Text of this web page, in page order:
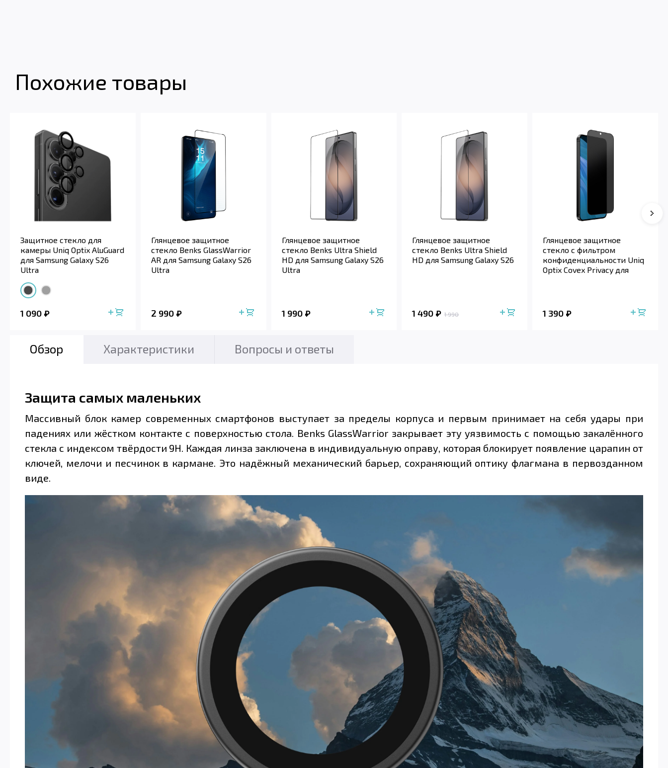
Похожие товары
Защитное стекло для
камеры Uniq Optix AluGuard
для Samsung Galaxy S26
Ultra
1 090
Глянцевое защитное
стекло Benks GlassWarrior
AR для Samsung Galaxy S26
Ultra
2 990
Глянцевое защитное
стекло Benks Ultra Shield
HD для Samsung Galaxy S26
Ultra
1 990
Глянцевое защитное
стекло Benks Ultra Shield
HD для Samsung Galaxy S26
1 490 1 990
Глянцевое защитное
стекло с фильтром
конфиденциальности Uniq
Optix Covex Privacy для
1 390
Обзор Характеристики Вопросы и ответы
Защита самых маленьких
Массивный блок камер современных смартфонов выступает за пределы корпуса и первым принимает на себя удары при
падениях или жёстком контакте с поверхностью стола. Benks GlassWarrior закрывает эту уязвимость с помощью закалённого
стекла с индексом твёрдости 9H. Каждая линза заключена в индивидуальную оправу, которая блокирует появление царапин от
ключей, мелочи и песчинок в кармане. Это надёжный механический барьер, сохраняющий оптику флагмана в первозданном
виде.